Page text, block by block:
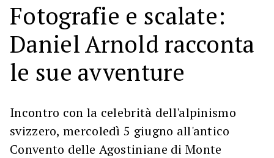
Fotografie e scalate:
Daniel Arnold racconta
le sue avventure
Incontro con la celebrità dell'alpinismo
svizzero, mercoledì 5 giugno all'antico
Convento delle Agostiniane di Monte